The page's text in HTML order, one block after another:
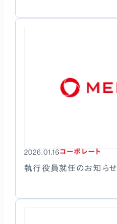
2026.01.16コーポレート
執行役員就任のお知らせ